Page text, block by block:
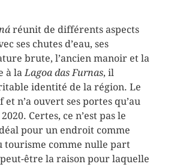
réunit de différents aspects
ses chutes d’eau, ses
brute, l’ancien manoir et la
à laLagoa das Furnas, il
identité de la région. Le
n’a ouvert ses portes qu’au
Certes, ce n’est pas le
pour un endroit comme
tourisme comme nulle part
être la raison pour laquelle